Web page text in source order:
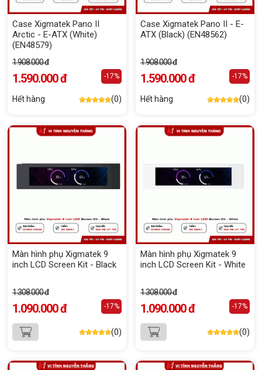
Case Xigmatek Pano II
Arctic - E-ATX (White)
(EN48579)
1.908.000 đ
1.590.000 đ -17%
Hết hàng (0)
Case Xigmatek Pano II - E-
ATX (Black) (EN48562)
1.908.000 đ
1.590.000 đ -17%
Hết hàng (0)
Màn hình phụ Xigmatek 9
inch LCD Screen Kit - Black
1.308.000 đ
1.090.000 đ -17%
(0)
Màn hình phụ Xigmatek 9
inch LCD Screen Kit - White
1.308.000 đ
1.090.000 đ -17%
(0)